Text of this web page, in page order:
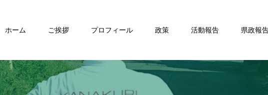
ホーム ご挨拶 プロフィール 政策 活動報告 県政報